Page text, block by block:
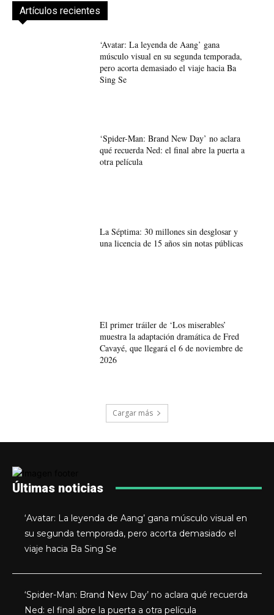
Artículos recientes
‘Avatar: La leyenda de Aang’ gana
músculo visual en su segunda temporada,
pero acorta demasiado el viaje hacia Ba
Sing Se
‘Spider-Man: Brand New Day’ no aclara
qué recuerda Ned: el final abre la puerta a
otra película
La Séptima: 30 millones sin desglosar y
una licencia de 15 años sin notas públicas
El primer tráiler de ‘Los miserables’
muestra la adaptación dramática de Fred
Cavayé, que llegará el 6 de noviembre de
2026
Cargar más
Últimas noticias
‘Avatar: La leyenda de Aang’ gana músculo visual en
su segunda temporada, pero acorta demasiado el
viaje hacia Ba Sing Se
‘Spider-Man: Brand New Day’ no aclara qué recuerda
Ned: el final abre la puerta a otra película